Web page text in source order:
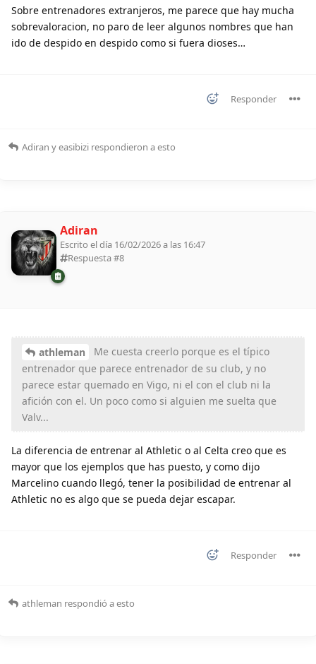
Sobre entrenadores extranjeros, me parece que hay mucha
sobrevaloracion, no paro de leer algunos nombres que han
ido de despido en despido como si fuera dioses…
Responder
Adiran yeasibizi respondieron a esto
Adiran
Escrito el día 16/02/2026 a las 16:47
Respuesta #8
athleman
Me cuesta creerlo porque es el típico
entrenador que parece entrenador de su club, y no
parece estar quemado en Vigo, ni el con el club ni la
afición con el. Un poco como si alguien me suelta que
Valv...
La diferencia de entrenar al Athletic o al Celta creo que es
mayor que los ejemplos que has puesto, y como dijo
Marcelino cuando llegó, tener la posibilidad de entrenar al
Athletic no es algo que se pueda dejar escapar.
Responder
athleman respondió a esto